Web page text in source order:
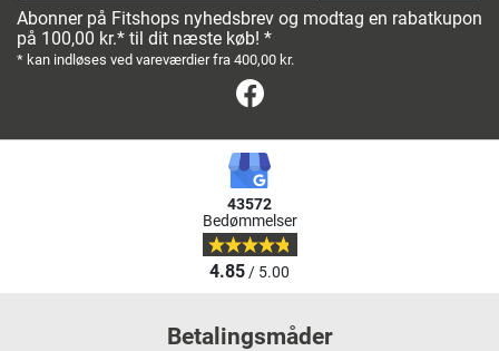
Abonner på Fitshops nyhedsbrev og modtag en rabatkupon
på 100,00 kr.* til dit næste køb! *
* kan indløses ved vareværdier fra 400,00 kr.
43572
Bedømmelser
4.85/ 5.00
Betalingsmåder